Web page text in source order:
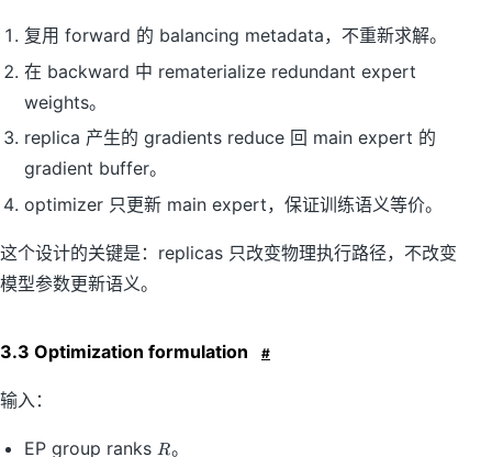
复用 forward 的 balancing metadata，不重新求解。
在 backward 中 rematerialize redundant expert
weights。
replica 产生的 gradients reduce 回 main expert 的
gradient buffer。
optimizer 只更新 main expert，保证训练语义等价。
这个设计的关键是：replicas 只改变物理执行路径，不改变
模型参数更新语义。
3.3 Optimization formulation #
输入：
EP group ranks R
R。